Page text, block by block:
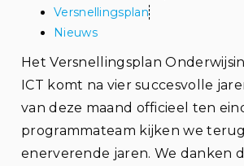
Versnellingsplan
Nieuws
Het Versnellingsplan
ICT komt na vier succesvolle
van deze maand officieel ten
programmateam kijken we
enerverende jaren. We danken